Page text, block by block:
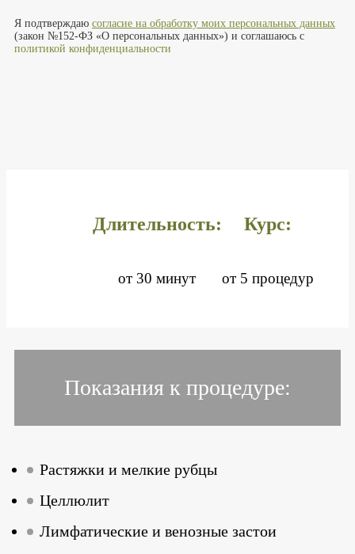
Я подтверждаю согласие на обработку моих персональных данных
(закон №152-ФЗ «О персональных данных») и соглашаюсь с
политикой конфиденциальности
Длительность:
от 30 минут
Курс:
от 5 процедур
Показания к процедуре:
Растяжки и мелкие рубцы
Целлюлит
Лимфатические и венозные застои